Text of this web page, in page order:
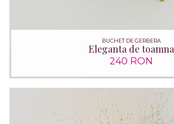
BUCHET DE GERBERA
Eleganta de toamna
240 RON